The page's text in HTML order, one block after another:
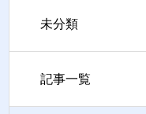
ACCESS
アクセス
ge、Safariの違い
未分類
記事一覧